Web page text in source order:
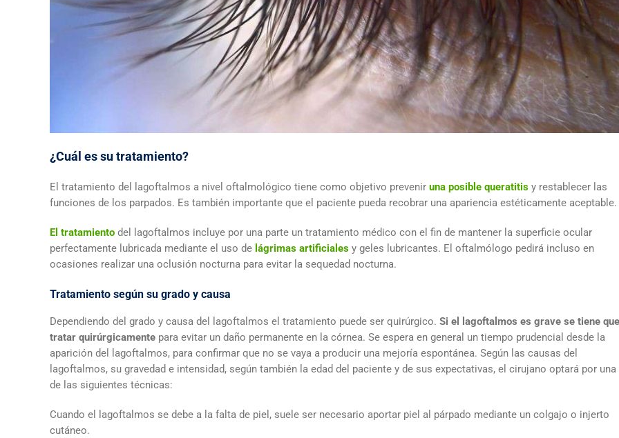
¿Cuál es su tratamiento?
El tratamiento del lagoftalmos a nivel oftalmológico tiene como objetivo prevenir una posible queratitis y restablecer las
funciones de los parpados. Es también importante que el paciente pueda recobrar una apariencia estéticamente aceptable.
El tratamiento del lagoftalmos incluye por una parte un tratamiento médico con el fin de mantener la superficie ocular
perfectamente lubricada mediante el uso de lágrimas artificiales y geles lubricantes. El oftalmólogo pedirá incluso en
ocasiones realizar una oclusión nocturna para evitar la sequedad nocturna.
Tratamiento según su grado y causa
Dependiendo del grado y causa del lagoftalmos el tratamiento puede ser quirúrgico. Si el lagoftalmos es grave se tiene que
tratar quirúrgicamente para evitar un daño permanente en la córnea. Se espera en general un tiempo prudencial desde la
aparición del lagoftalmos, para confirmar que no se vaya a producir una mejoría espontánea. Según las causas del
lagoftalmos, su gravedad e intensidad, según también la edad del paciente y de sus expectativas, el cirujano optará por una
de las siguientes técnicas:
Cuando el lagoftalmos se debe a la falta de piel, suele ser necesario aportar piel al párpado mediante un colgajo o injerto
cutáneo.